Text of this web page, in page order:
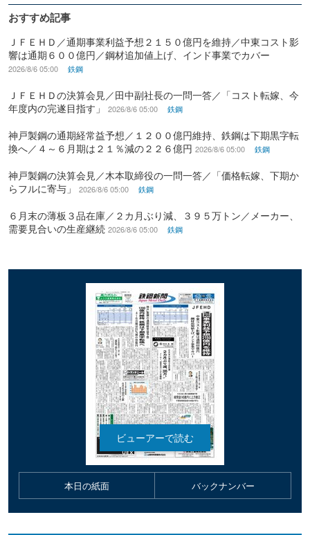
おすすめ記事
ＪＦＥＨＤ／通期事業利益予想２１５０億円を維持／中東コスト影
響は通期６００億円／鋼材追加値上げ、インド事業でカバー
2026/8/6 05:00 鉄鋼
ＪＦＥＨＤの決算会見／田中副社長の一問一答／「コスト転嫁、今
年度内の完遂目指す」
2026/8/6 05:00 鉄鋼
神戸製鋼の通期経常益予想／１２００億円維持、鉄鋼は下期黒字転
換へ／４～６月期は２１％減の２２６億円 2026/8/6 05:00 鉄鋼
神戸製鋼の決算会見／木本取締役の一問一答／「価格転嫁、下期か
らフルに寄与」
2026/8/6 05:00 鉄鋼
６月末の薄板３品在庫／２カ月ぶり減、３９５万トン／メーカー、
需要見合いの生産継続 2026/8/6 05:00 鉄鋼
本日の紙面 バックナンバー